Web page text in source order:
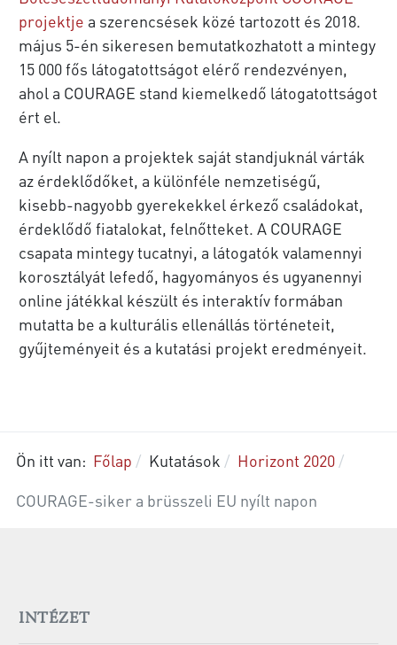
projektje a szerencsések közé tartozott és 2018.
május 5-én sikeresen bemutatkozhatott a mintegy
15 000 fős látogatottságot elérő rendezvényen,
ahol a COURAGE stand kiemelkedő látogatottságot
ért el.
A nyílt napon a projektek saját standjuknál várták
az érdeklődőket, a különféle nemzetiségű,
kisebb-nagyobb gyerekekkel érkező családokat,
érdeklődő fiatalokat, felnőtteket. A COURAGE
csapata mintegy tucatnyi, a látogatók valamennyi
korosztályát lefedő, hagyományos és ugyanennyi
online játékkal készült és interaktív formában
mutatta be a kulturális ellenállás történeteit,
gyűjteményeit és a kutatási projekt eredményeit.
Ön itt van: Főlap Kutatások
Horizont 2020
COURAGE-siker a brüsszeli EU nyílt napon
INTÉZET